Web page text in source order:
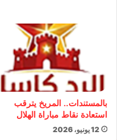
بالمستندات.. المريخ يترقب
استعادة نقاط مباراة الهلال
12 يونيو، 2026